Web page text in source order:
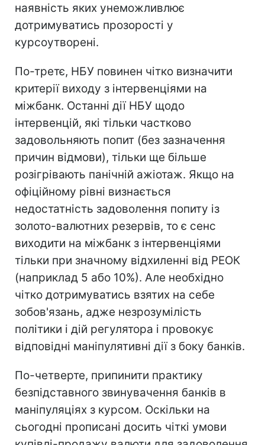
наявність яких унеможливлює
дотримуватись прозорості у
курсоутворені.
По-третє, НБУ повинен чітко визначити
критерії виходу з інтервенціями на
міжбанк. Останні дії НБУ щодо
інтервенцій, які тільки частково
задовольняють попит (без зазначення
причин відмови), тільки ще більше
розігрівають панічній ажіотаж. Якщо на
офіційному рівні визнається
недостатність задоволення попиту із
золото-валютних резервів, то є сенс
виходити на міжбанк з інтервенціями
тільки при значному відхиленні від РЕОК
(наприклад 5 або 10%). Але необхідно
чітко дотримуватись взятих на себе
зобов'язань, адже незрозумілість
політики і дій регулятора і провокує
відповідні маніпулятивні дії з боку банків.
По-четверте, припинити практику
безпідставного звинувачення банків в
маніпуляціях з курсом. Оскільки на
сьогодні прописані досить чіткі умови